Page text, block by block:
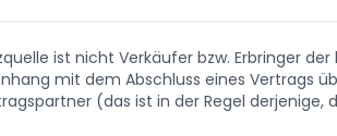
ist nicht Verkäufer bzw. Erbringer
mit dem Abschluss eines Vertrags
(das ist in der Regel derjenige,